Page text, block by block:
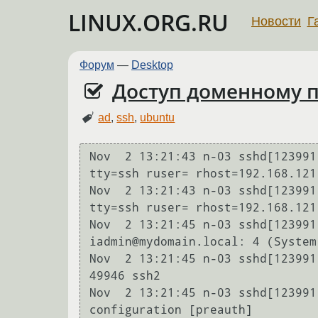
LINUX.ORG.RU Новости
Форум — Desktop
Доступ доменному
ad,ssh, ubuntu
Nov  2 13:21:43 n-03
tty=ssh ruser=
Nov  2 13:21:43 n-03
tty=ssh ruser=
Nov  2 13:21:45 n-03
iadmin@mydomain.local: 4
Nov  2 13:21:45 n-03
49946 ssh2
Nov  2 13:21:45 n-03